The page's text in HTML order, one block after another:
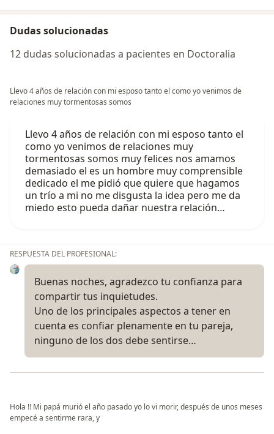
Dudas solucionadas
12 dudas solucionadas a pacientes en Doctoralia
Llevo 4 años de relación con mi esposo tanto el como yo venimos de
relaciones muy tormentosas somos
Llevo 4 años de relación con mi esposo tanto el
como yo venimos de relaciones muy
tormentosas somos muy felices nos amamos
demasiado el es un hombre muy comprensible
dedicado el me pidió que quiere que hagamos
un trío a mi no me disgusta la idea pero me da
miedo esto pueda dañar nuestra relación…
RESPUESTA DEL PROFESIONAL:
Buenas noches, agradezco tu confianza para
compartir tus inquietudes.
Uno de los principales aspectos a tener en
cuenta es confiar plenamente en tu pareja,
ninguno de los dos debe sentirse…
Hola !! Mi papá murió el año pasado yo lo vi morir, después de unos meses
empecé a sentirme rara, y